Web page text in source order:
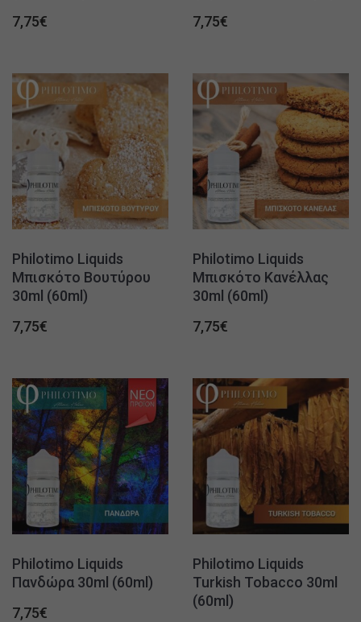
7,75€
7,75€
Philotimo Liquids
Μπισκότο Βουτύρου
30ml (60ml)
7,75€
Philotimo Liquids
Μπισκότο Κανέλλας
30ml (60ml)
7,75€
Philotimo Liquids
Πανδώρα 30ml (60ml)
7,75€
Philotimo Liquids
Turkish Tobacco 30ml
(60ml)